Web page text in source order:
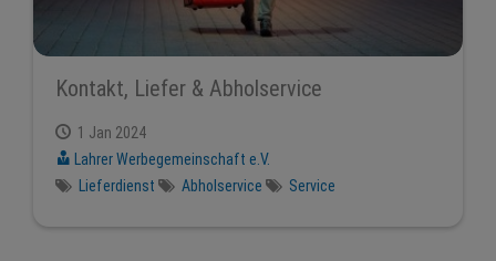
Kontakt, Liefer & Abholservice
1 Jan 2024
Lahrer Werbegemeinschaft e.V.
Lieferdienst
Abholservice Service